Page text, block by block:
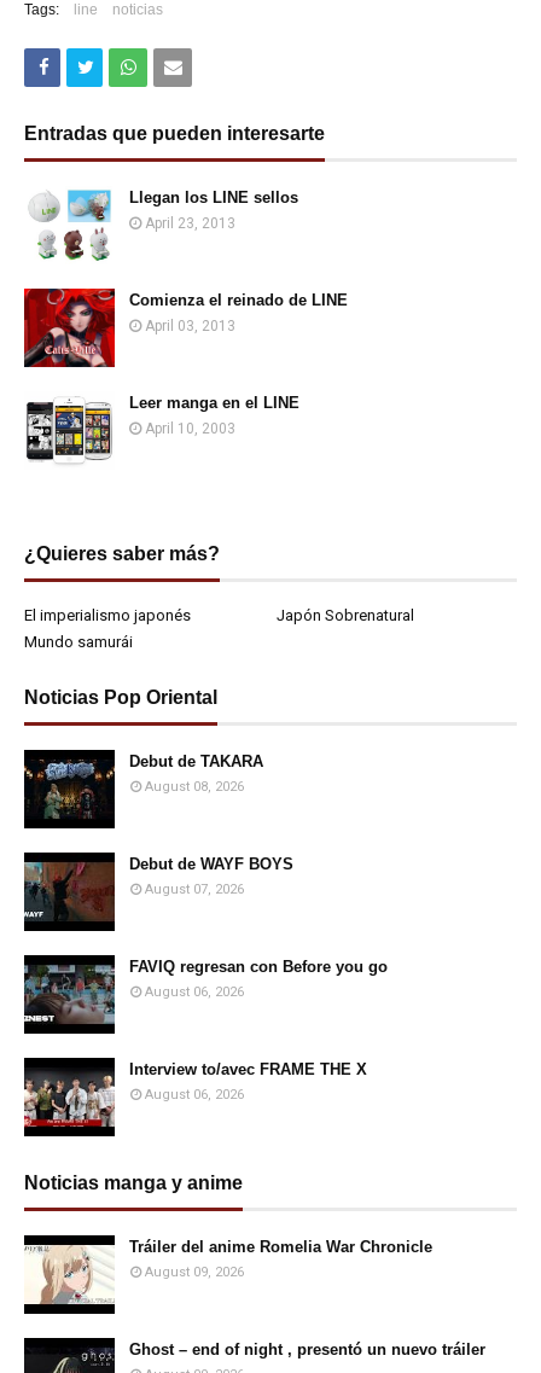
Tags: line noticias
Entradas que pueden interesarte
Llegan los LINE sellos
April 23, 2013
Comienza el reinado de LINE
April 03, 2013
Leer manga en el LINE
April 10, 2003
¿Quieres saber más?
El imperialismo japonés
Japón Sobrenatural
Mundo samurái
Noticias Pop Oriental
Debut de TAKARA
August 08, 2026
Debut de WAYF BOYS
August 07, 2026
FAVIQ regresan con Before you go
August 06, 2026
Interview to/avec FRAME THE X
August 06, 2026
Noticias manga y anime
Tráiler del anime Romelia War Chronicle
August 09, 2026
Ghost – end of night , presentó un nuevo tráiler